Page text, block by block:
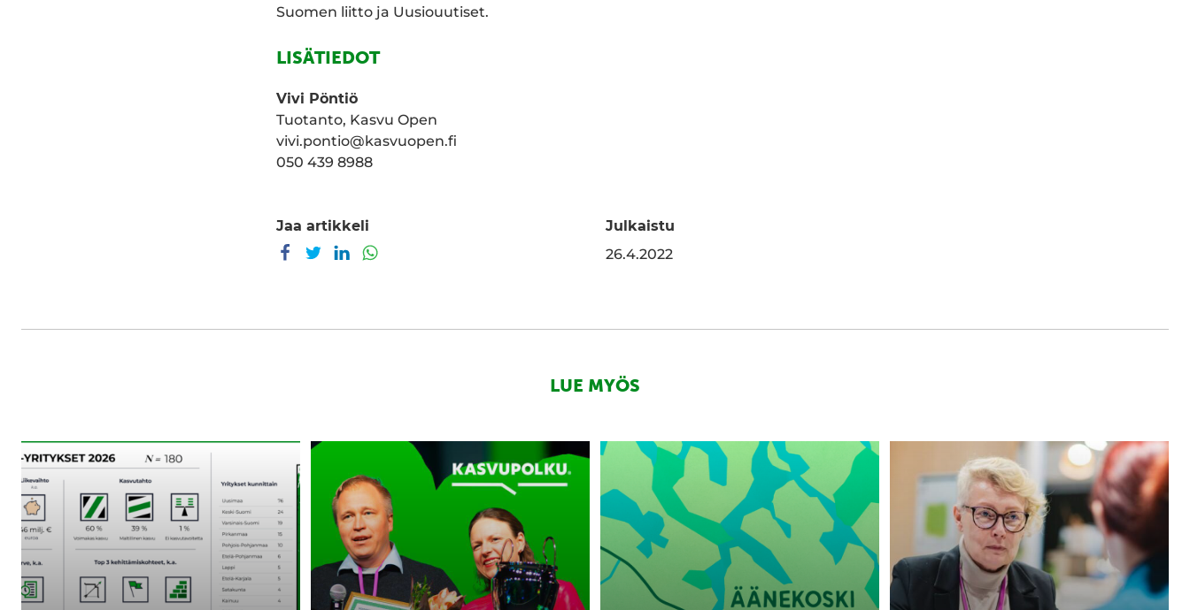
Suomen liitto ja Uusiouutiset.
LISÄTIEDOT
Vivi Pöntiö
Tuotanto, Kasvu Open
vivi.pontio@kasvuopen.fi
050 439 8988
Jaa artikkeli
Jaa Facebookissa
Jaa TwitterissäJaa LinkedInissä
Julkaistu
26.4.2022
LUE MYÖS
180
kasvun
nälkäistä
yritystä
ottaa
askeleen
Kasvupolku-
Uusi
suunta
kasvulle:
satoja
sparrauspaikkoja
yrityksille
Äänekosken
kasvuohjelmaan
15
yritystä
Stiina
Vuoden
sparraaja
2025